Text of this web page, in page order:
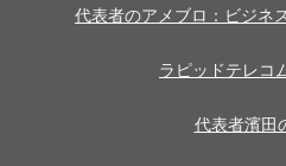
代表者のアメブロ：ビジネ
ラピッドテレコ
代表者濱田